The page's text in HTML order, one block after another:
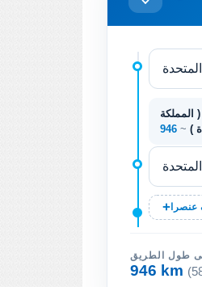
المملكة
)
~
طول الطريق
946 km